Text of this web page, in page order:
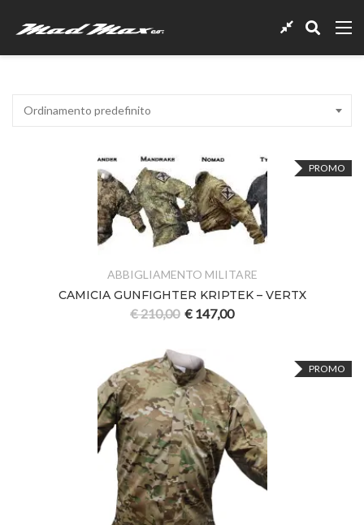
Ordinamento predefinito
PROMO
ABBIGLIAMENTO MILITARE
CAMICIA GUNFIGHTER KRIPTEK – VERTX
€210,00 € 147,00
PROMO